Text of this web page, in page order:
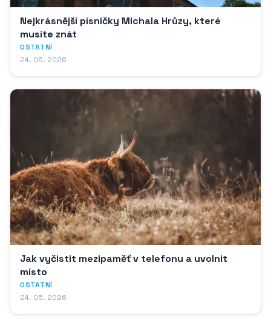
Nejkrásnější písničky Michala Hrůzy, které
musíte znát
OSTATNÍ
24. 05. 2026
Jak vyčistit mezipaměť v telefonu a uvolnit
místo
OSTATNÍ
24. 05. 2026